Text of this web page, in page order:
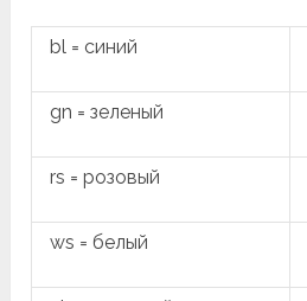
bl = синий
gn = зеленый
rs = розовый
ws = белый